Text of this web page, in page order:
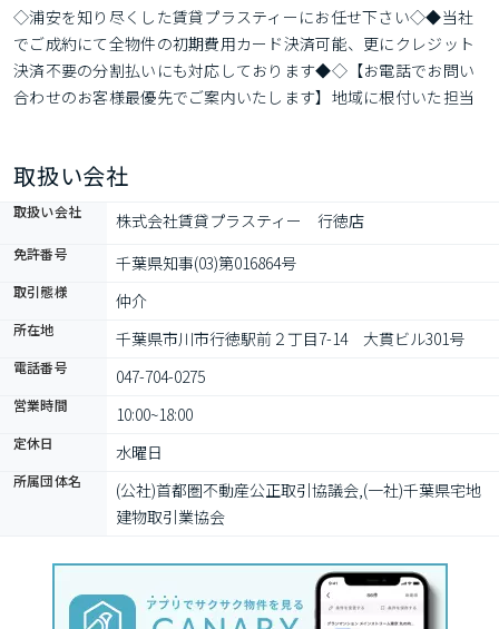
◇浦安を知り尽くした賃貸プラスティーにお任せ下さい◇◆当社
でご成約にて全物件の初期費用カード決済可能、更にクレジット
決済不要の分割払いにも対応しております◆◇【お電話でお問い
合わせのお客様最優先でご案内いたします】地域に根付いた担当
取扱い会社
取扱い会社 株式会社賃貸プラスティー　行徳店
免許番号 千葉県知事(03)第016864号
取引態様 仲介
所在地 千葉県市川市行徳駅前２丁目7-14　大貫ビル301号
電話番号 047-704-0275
営業時間 10:00~18:00
定休日 水曜日
所属団体名
(公社)首都圏不動産公正取引協議会,(一社)千葉県宅地
建物取引業協会